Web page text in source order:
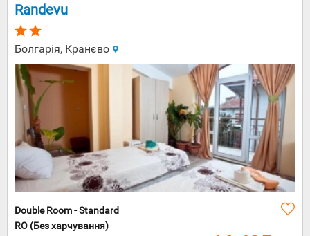
Чехія і
вони
занадто
різні, щоб
їх
Саме тому
гірськолижні
тури до
Словаччини
ідеалі
потрібно
поєднувати
Randevu
Болгарія, Кранєво
Double Room - Standard
RO (Без харчування)